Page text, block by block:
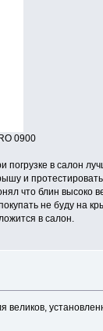
0900
в салон
и
что блин высоко
не буду на
в салон.